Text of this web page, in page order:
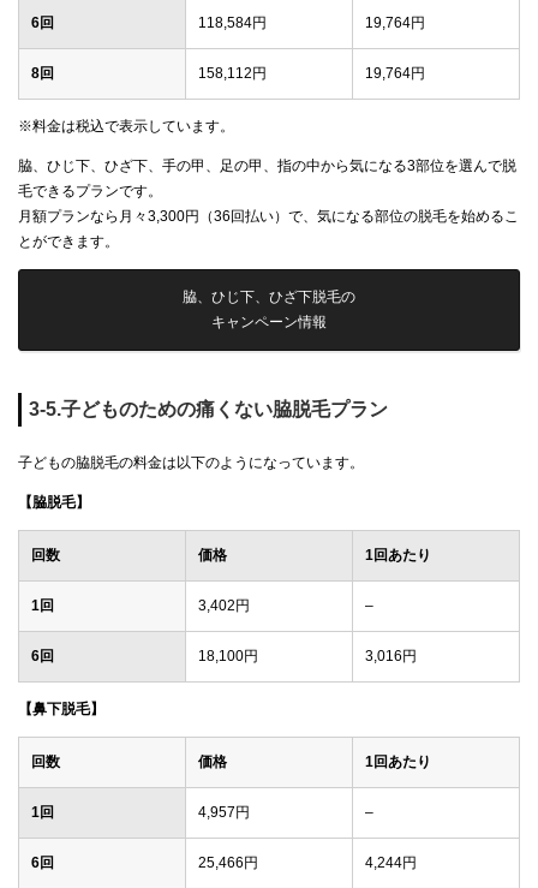
6回 118,584円 19,764円
8回 158,112円 19,764円
※料金は税込で表示しています。
脇、ひじ下、ひざ下、手の甲、足の甲、指の中から気になる3部位を選んで脱
毛できるプランです。
月額プランなら月々3,300円（36回払い）で、気になる部位の脱毛を始めるこ
とができます。
脇、ひじ下、ひざ下脱毛の
キャンペーン情報
3-5.子どものための痛くない脇脱毛プラン
子どもの脇脱毛の料金は以下のようになっています。
【脇脱毛】
回数 価格 1回あたり
1回 3,402円 –
6回 18,100円 3,016円
【鼻下脱毛】
回数 価格 1回あたり
1回 4,957円 –
6回 25,466円 4,244円